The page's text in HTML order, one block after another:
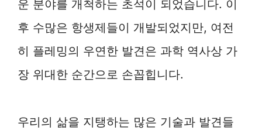
운 분야를 개척하는 초석이 되었습니다. 이
후 수많은 항생제들이 개발되었지만, 여전
히 플레밍의 우연한 발견은 과학 역사상 가
장 위대한 순간으로 손꼽힙니다.
우리의 삶을 지탱하는 많은 기술과 발견들